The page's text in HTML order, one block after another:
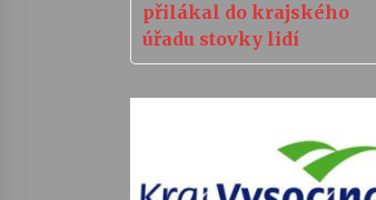
přilákal do krajského
úřadu stovky lidí